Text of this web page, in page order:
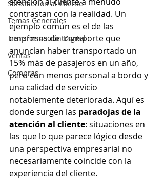
Satisfacción al Cliente
Temas Generales
Transformación Digital
Ventas
Compras
contrastan con la realidad. Un
ejemplo común es el de las
empresas de transporte que
anuncian haber transportado un
15% más de pasajeros en un año,
pero con menos personal a bordo y
una calidad de servicio
notablemente deteriorada. Aquí es
donde surgen las paradojas de la
atención al cliente: situaciones en
las que lo que parece lógico desde
una perspectiva empresarial no
necesariamente coincide con la
experiencia del cliente.